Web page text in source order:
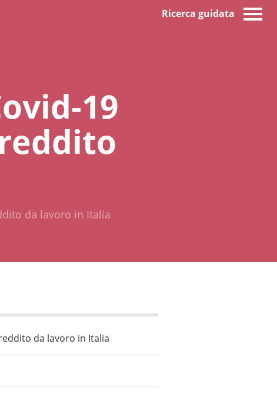
Ricerca guidata
19
da lavoro in Italia
da lavoro in Italia